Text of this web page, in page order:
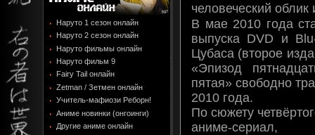
Наруто 1 сезон онлайн
Наруто 2 сезон онлайн
Наруто фильмы онлайн
Наруто фильм 9
Fairy Tail онлайн
Zetman / Зетмен онлайн
Учитель-мафиози Реборн!
Аниме новинки (онгоинги)
Другие аниме онлайн
человеческий
В мае 2010 года
выпуска DVD и
Цубаса (второе
«Эпизод
пятая» свободно
2010 года.
По сюжету
аниме-